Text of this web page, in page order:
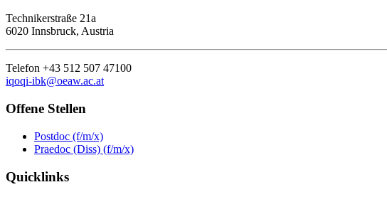
Technikerstraße 21a
6020 Innsbruck, Austria
Telefon +43 512 507 47100
iqoqi-ibk@oeaw.ac.at
Offene Stellen
Postdoc (f/m/x)
Praedoc (Diss) (f/m/x)
Quicklinks